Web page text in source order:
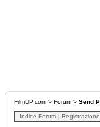
FilmUP.com > Forum > Send
Indice Forum | Registrazione